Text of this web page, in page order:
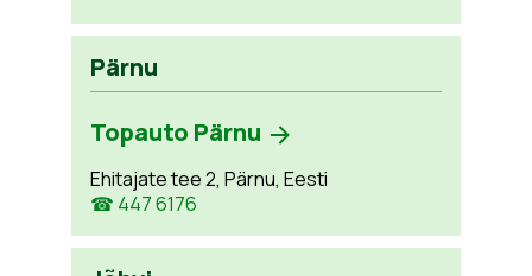
Pärnu
Topauto Pärnu
Ehitajate tee 2, Pärnu, Eesti
☎ 447 6176